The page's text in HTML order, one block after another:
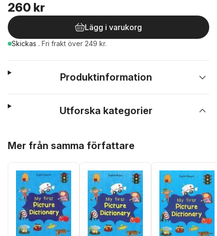
260 kr
Lägg i varukorg
Skickas . Fri frakt över 249 kr.
Produktinformation
Utforska kategorier
Mer från samma författare